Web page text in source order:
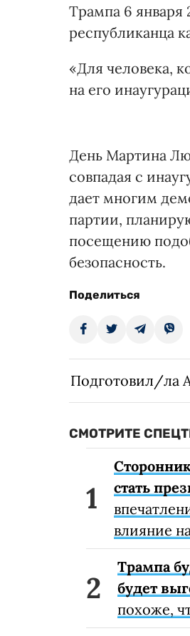
Трампа 6
республиканца
«Для человека,
на его
День Мартина
совпадая с
дает многим
партии,
посещению
безопасность.
Поделиться
Подготовил/ла
СМОТРИТЕ
стать
влияние
Трампа
будет
похоже,